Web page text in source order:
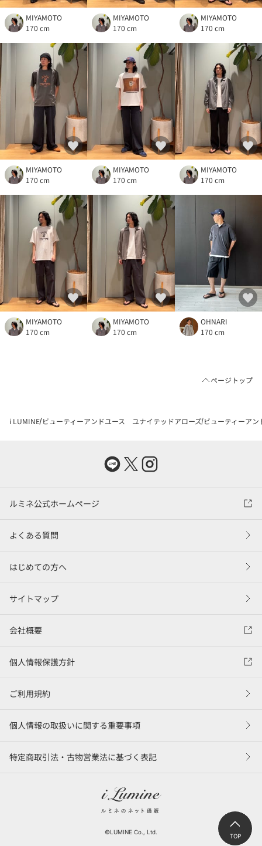
MIYAMOTO
170 cm
MIYAMOTO
170 cm
MIYAMOTO
170 cm
MIYAMOTO
170 cm
MIYAMOTO
170 cm
MIYAMOTO
170 cm
MIYAMOTO
170 cm
MIYAMOTO
170 cm
OHNARI
170 cm
TOP
ページトップ
i LUMINE ビューティーアンドユース ユナイテッドアローズ ビューティーア
ルミネ公式ホームページ
よくある質問
はじめての方へ
サイトマップ
会社概要
個人情報保護方針
ご利用規約
個人情報の取扱いに関する重要事項
特定商取引法・古物営業法に基づく表記
©LUMINE Co., Ltd.